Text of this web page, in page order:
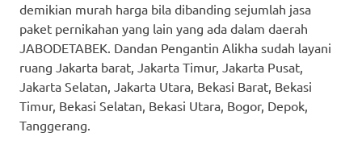
demikian murah harga bila dibanding sejumlah jasa
paket pernikahan yang lain yang ada dalam daerah
JABODETABEK. Dandan Pengantin Alikha sudah layani
ruang Jakarta barat, Jakarta Timur, Jakarta Pusat,
Jakarta Selatan, Jakarta Utara, Bekasi Barat, Bekasi
Timur, Bekasi Selatan, Bekasi Utara, Bogor, Depok,
Tanggerang.